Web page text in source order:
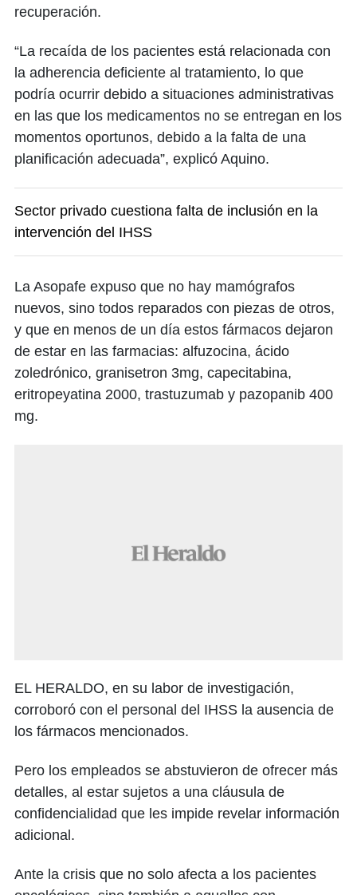
recuperación.
“La recaída de los pacientes está relacionada con
la adherencia deficiente al tratamiento, lo que
podría ocurrir debido a situaciones administrativas
en las que los medicamentos no se entregan en los
momentos oportunos, debido a la falta de una
planificación adecuada”, explicó Aquino.
Sector privado cuestiona falta de inclusión en la
intervención del IHSS
La Asopafe expuso que no hay mamógrafos
nuevos, sino todos reparados con piezas de otros,
y que en menos de un día estos fármacos dejaron
de estar en las farmacias: alfuzocina, ácido
zoledrónico, granisetron 3mg, capecitabina,
eritropeyatina 2000, trastuzumab y pazopanib 400
mg.
EL HERALDO, en su labor de investigación,
corroboró con el personal del IHSS la ausencia de
los fármacos mencionados.
Pero los empleados se abstuvieron de ofrecer más
detalles, al estar sujetos a una cláusula de
confidencialidad que les impide revelar información
adicional.
Ante la crisis que no solo afecta a los pacientes